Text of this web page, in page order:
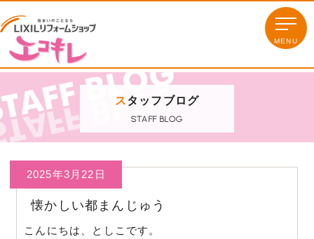
スタッフブログ
STAFF BLOG
2025年3月22日
懐かしい都まんじゅう
こんにちは、としこです。